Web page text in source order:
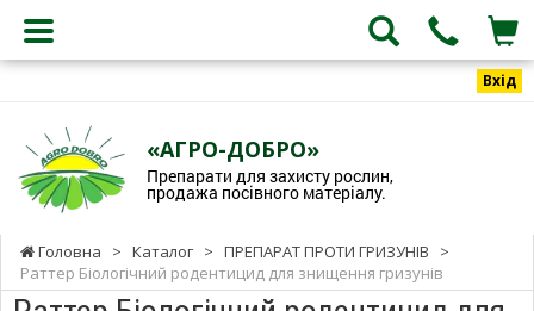
Вхід
«АГРО-ДОБРО»
Препарати для захисту рослин,
продажа посівного матеріалу.
Головна > Каталог > ПРЕПАРАТ ПРОТИ ГРИЗУНІВ
>
Раттер Біологічний родентицид для знищення гризунів